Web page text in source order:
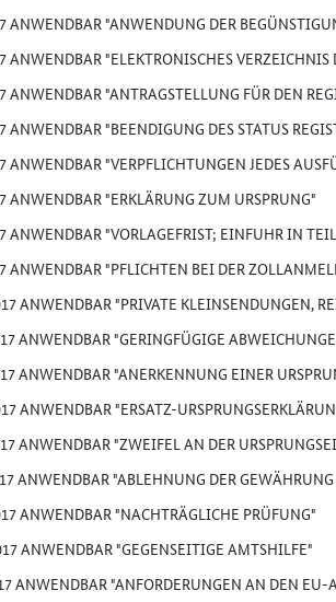
ANWENDBAR "ANWENDUNG DER
ANWENDBAR "ELEKTRONISCHES
ANWENDBAR "ANTRAGSTELLUNG FÜR DEN
ANWENDBAR "BEENDIGUNG DES STATUS
ANWENDBAR "VERPFLICHTUNGEN JEDES
ANWENDBAR "ERKLÄRUNG ZUM URSPRUNG"
ANWENDBAR "VORLAGEFRIST; EINFUHR IN
ANWENDBAR "PFLICHTEN BEI DER
ANWENDBAR "PRIVATE KLEINSENDUNGEN,
ANWENDBAR "GERINGFÜGIGE
ANWENDBAR "ANERKENNUNG EINER
ANWENDBAR "ERSATZ-
ANWENDBAR "ZWEIFEL AN DER
ANWENDBAR "ABLEHNUNG DER
ANWENDBAR "NACHTRÄGLICHE PRÜFUNG"
ANWENDBAR "GEGENSEITIGE AMTSHILFE"
ANWENDBAR "ANFORDERUNGEN AN DEN EU-